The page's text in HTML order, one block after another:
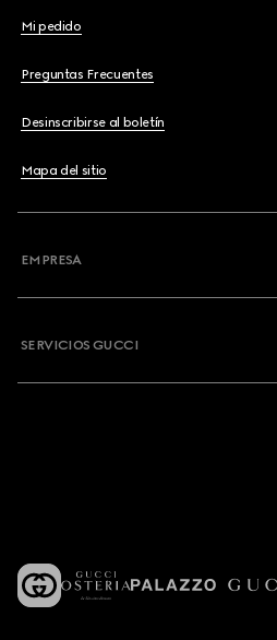
Mi pedido
Preguntas Frecuentes
Desinscribirse al boletín
Mapa del sitio
EMPRESA
SERVICIOS GUCCI